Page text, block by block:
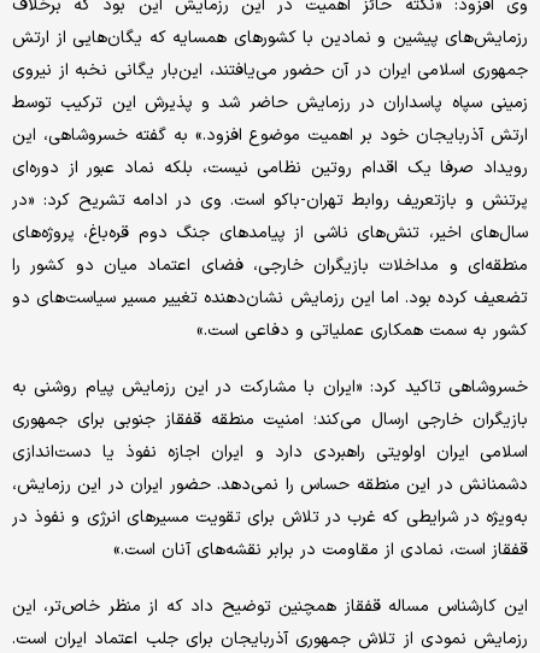
وی افزود: «نکته حائز اهمیت در این رزمایش این بود که برخلاف
رزمایش‌‌های پیشین و نمادین با کشورهای همسایه که یگان‌‌هایی از ارتش
جمهوری اسلامی ایران در آن حضور می‌‌یافتند، این‌‌بار یگانی نخبه از نیروی
زمینی سپاه پاسداران در رزمایش حاضر شد و پذیرش این ترکیب توسط
ارتش آذربایجان خود بر اهمیت موضوع افزود.» به گفته خسروشاهی، این
رویداد صرفا یک اقدام روتین نظامی نیست، بلکه نماد عبور از دوره‌‌ای
پرتنش و بازتعریف روابط تهران-باکو است. وی در ادامه تشریح کرد: «در
سال‌های اخیر، تنش‌‌های ناشی از پیامدهای جنگ دوم قره‌‌باغ، پروژه‌‌های
منطقه‌‌ای و مداخلات بازیگران خارجی، فضای اعتماد میان دو کشور را
تضعیف کرده بود. اما این رزمایش نشان‌‌دهنده تغییر مسیر سیاست‌‌های دو
کشور به سمت همکاری عملیاتی و دفاعی است.»
خسروشاهی تاکید کرد: «ایران با مشارکت در این رزمایش پیام روشنی به
بازیگران خارجی ارسال می‌کند؛ امنیت منطقه قفقاز جنوبی برای جمهوری
اسلامی ایران اولویتی راهبردی دارد و ایران اجازه نفوذ یا دست‌‌اندازی
دشمنانش در این منطقه حساس را نمی‌‌دهد. حضور ایران در این رزمایش،
به‌‌ویژه در شرایطی که غرب در تلاش برای تقویت مسیرهای انرژی و نفوذ در
قفقاز است، نمادی از مقاومت در برابر نقشه‌‌های آنان است.»
این کارشناس مساله قفقاز همچنین توضیح داد که از منظر خاص‌‌تر، این
رزمایش نمودی از تلاش جمهوری آذربایجان برای جلب اعتماد ایران است.